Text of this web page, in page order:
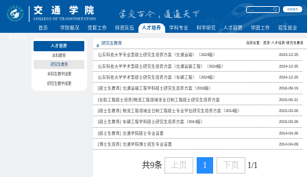
学校首页
首页 学院概况 党群工作 师资队伍 人才培养 学科专业 科学研究 人才招聘 学团工作 招生就业
人才培养
本科教育
研究生教育
本科生教学成果
研究生教学成果
研究生教育 当前位置：首页-人才培养-研究生教育
山东科技大学专业型硕士研究生培养方案（交通运输）（2024版） 2024-12-25
山东科技大学学术型硕士研究生培养方案（交通运输工程）（2024版） 2024-12-25
山东科技大学学术型硕士研究生培养方案（车辆工程）（2024版） 2024-12-25
[硕士生教育] 交通运输工程学科硕士研究生培养方案（2016版） 2016-09-19
[在职工程硕士培养]物流工程领域非全日制工程硕士研究生培养方案 2015-05-21
[硕士生教育] 物流工程领域全日制工程硕士专业学位研究生培养方案（2014版） 2015-03-26
[硕士生教育] 车辆工程学科硕士研究生培养方案（2014版） 2015-03-26
[硕士生教育] 交通学院硕士专业设置 2014-04-26
[博士生培养] 交通学院博士招生专业设置 2014-04-09
共9条 上页 1 下页 1/1